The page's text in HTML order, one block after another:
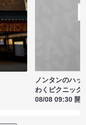
ノンタンのハッ
わくピクニック
08/08 09:30 開